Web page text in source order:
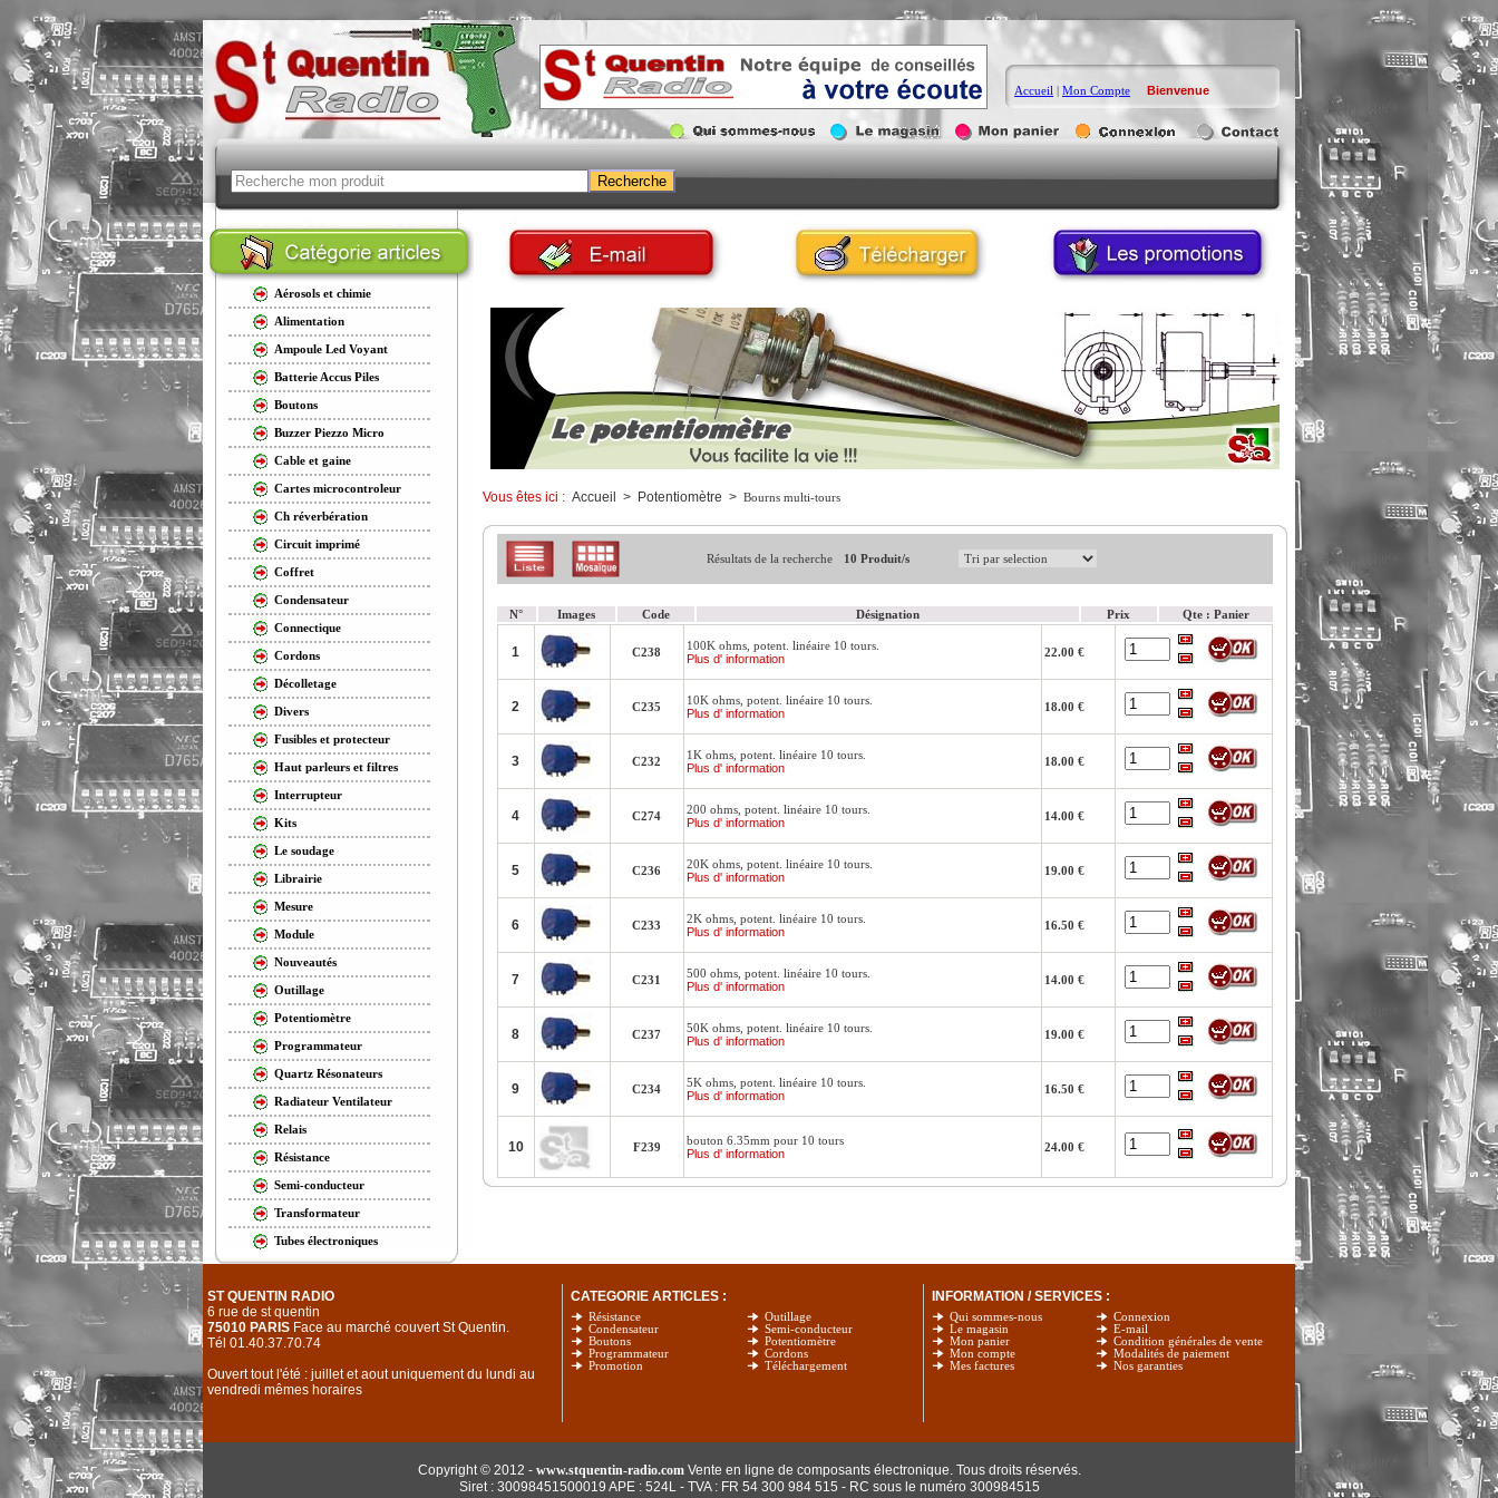
Accueil | Mon Compte Bienvenue
Aérosols et chimie
Alimentation
Ampoule Led Voyant
Batterie Accus Piles
Boutons
Buzzer Piezzo Micro
Cable et gaine
Cartes microcontroleur
Ch réverbération
Circuit imprimé
Coffret
Condensateur
Connectique
Cordons
Décolletage
Divers
Fusibles et protecteur
Haut parleurs et filtres
Interrupteur
Kits
Le soudage
Librairie
Mesure
Module
Nouveautés
Outillage
Potentiomètre
Programmateur
Quartz Résonateurs
Radiateur Ventilateur
Relais
Résistance
Semi-conducteur
Transformateur
Tubes électroniques
Vous êtes ici : Accueil > Potentiomètre > Bourns multi-tours
Résultats de la recherche 10 Produit/s
N° Images Code Désignation Prix Qte : Panier
1 C238
100K ohms, potent. linéaire 10 tours.
Plus d' information
22.00 €
2 C235
10K ohms, potent. linéaire 10 tours.
Plus d' information
18.00 €
3 C232
1K ohms, potent. linéaire 10 tours.
Plus d' information
18.00 €
4 C274
200 ohms, potent. linéaire 10 tours.
Plus d' information
14.00 €
5 C236
20K ohms, potent. linéaire 10 tours.
Plus d' information
19.00 €
6 C233
2K ohms, potent. linéaire 10 tours.
Plus d' information
16.50 €
7 C231
500 ohms, potent. linéaire 10 tours.
Plus d' information
14.00 €
8 C237
50K ohms, potent. linéaire 10 tours.
Plus d' information
19.00 €
9 C234
5K ohms, potent. linéaire 10 tours.
Plus d' information
16.50 €
10 F239
bouton 6.35mm pour 10 tours
Plus d' information
24.00 €
ST QUENTIN RADIO
6 rue de st quentin
75010 PARIS Face au marché couvert St Quentin.
Tél 01.40.37.70.74
Ouvert tout l'été : juillet et aout uniquement du lundi au
vendredi mêmes horaires
CATEGORIE ARTICLES :
Résistance
Condensateur
Boutons
Programmateur
Promotion
Outillage
Semi-conducteur
Potentiomètre
Cordons
Téléchargement
INFORMATION / SERVICES :
Qui sommes-nous
Le magasin
Mon panier
Mon compte
Mes factures
Connexion
E-mail
Condition générales de vente
Modalités de paiement
Nos garanties
Copyright © 2012 - www.stquentin-radio.comVente en ligne de composants électronique. Tous droits réservés.
Siret : 30098451500019 APE : 524L - TVA : FR 54 300 984 515 - RC sous le numéro 300984515